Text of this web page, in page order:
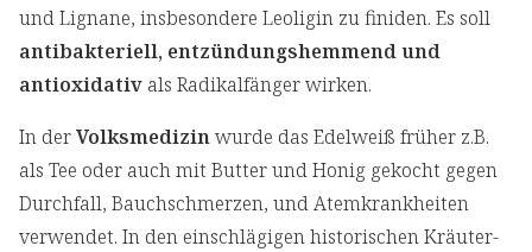
und Lignane, insbesondere Leoligin zu finiden. Es soll
antibakteriell, entzündungshemmend und
antioxidativ als Radikalfänger wirken.
In derVolksmedizinwurde das Edelweiß früher z.B.
als Tee oder auch mit Butter und Honig gekocht gegen
Durchfall, Bauchschmerzen, und Atemkrankheiten
verwendet. In den einschlägigen historischen Kräuter-